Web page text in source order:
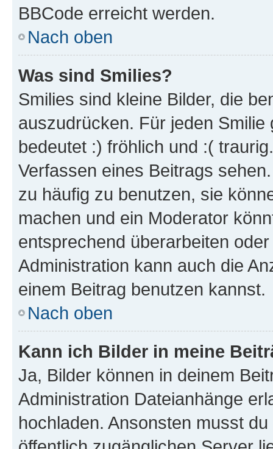
BBCode erreicht werden.
Nach oben
Was sind Smilies?
Smilies sind kleine Bilder, die
auszudrücken. Für jeden
bedeutet :) fröhlich und :(
Verfassen eines Beitrags
zu häufig zu benutzen, sie
machen und ein Moderator
entsprechend überarbeiten
Administration kann auch die
einem Beitrag benutzen kannst.
Nach oben
Kann ich Bilder in meine
Ja, Bilder können in deinem
Administration Dateianhänge
hochladen. Ansonsten musst